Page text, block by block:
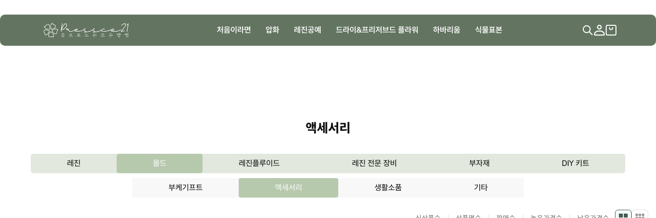
처음이라면 압화 레진공예 드라이&프리저브드 플라워 하바리움 식물표본
액세서리
레진 몰드 레진플루이드 레진 전문 장비 부자재 DIY 키트
부케기프트 액세서리 생활소품 기타